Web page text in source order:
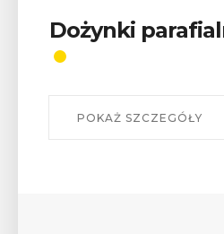
Dożynki
POKAŻ SZCZEGÓŁY